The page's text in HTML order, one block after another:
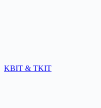
KBIT & TKIT